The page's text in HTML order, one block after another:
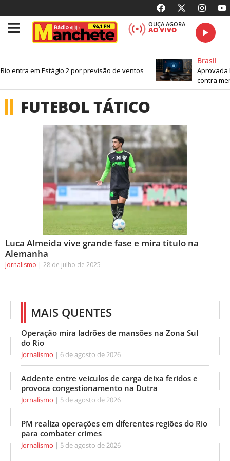
OUÇA AGORA
AO VIVO
entra em Estágio 2 por previsão de ventos
Brasil
Aprovada
contra
FUTEBOL TÁTICO
Luca Almeida vive grande fase e mira título na
Alemanha
Jornalismo 28 de julho de 2025
MAIS QUENTES
Operação mira ladrões de mansões na Zona Sul
do Rio
Jornalismo 6 de agosto de 2026
Acidente entre veículos de carga deixa feridos e
provoca congestionamento na Dutra
Jornalismo 5 de agosto de 2026
PM realiza operações em diferentes regiões do Rio
para combater crimes
Jornalismo 5 de agosto de 2026